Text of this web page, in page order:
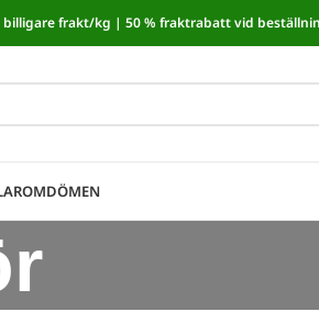
I kassan dras automatiskt 5,35 %
billigare frakt/kg | 50 % fraktrabatt vid
OMDÖMEN